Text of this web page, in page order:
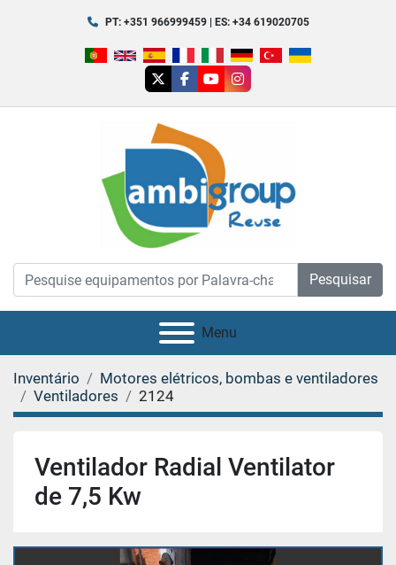
PT: +351 966999459 | ES: +34 619020705
twitterfacebook
youtubeinstagram
Pesquisar
Menu
Inventário
Motores elétricos, bombas e ventiladores
Ventiladores
2124
Ventilador Radial Ventilator
de 7,5 Kw